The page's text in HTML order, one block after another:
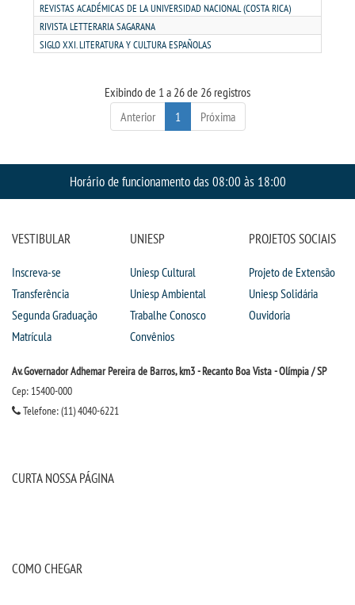
PPC
WEBMAIL
PORTAL DE ALUNOS
PORTAL DE PROFESSORES/ACADÊMICO
UNIESP
CONTATO
IMPRENSA
REVISTAS ACADÉMICAS DE LA UNIVERSIDAD NACIONAL (COSTA RICA)
RIVISTA LETTERARIA SAGARANA
SIGLO XXI. LITERATURA Y CULTURA ESPAÑOLAS
Exibindo de 1 a 26 de 26 registros
Anterior
1 Próxima
Horário de funcionamento das 08:00 às 18:00
VESTIBULAR
Inscreva-se
Transferência
Segunda Graduação
Matrícula
UNIESP
Uniesp Cultural
Uniesp Ambiental
Trabalhe Conosco
Convênios
PROJETOS SOCIAIS
Projeto de Extensão
Uniesp Solidária
Ouvidoria
Av. Governador Adhemar Pereira de Barros, km3 - Recanto Boa Vista - Olímpia / SP
Cep: 15400-000
Telefone: (11) 4040-6221
CURTA NOSSA PÁGINA
COMO CHEGAR